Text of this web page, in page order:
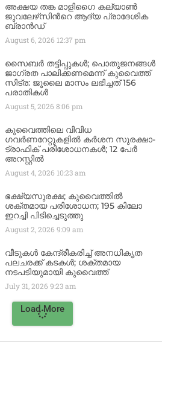
അക്ഷയ തങ്ക മാളിഗൈ കല്യാണ്‍
ജുവലേഴ്‌സിന്‍റെ ആദ്യ പ്രാദേശിക
ബ്രാന്‍ഡ്
August 6, 2026 12:37 pm
സൈബർ തട്ടിപ്പുകൾ; പൊതുജനങ്ങൾ
ജാഗ്രത പാലിക്കണമെന്ന് കുവൈത്ത്
സിട്ര: ജൂലൈ മാസം ലഭിച്ചത് 156
പരാതികൾ
August 5, 20268:06 pm
കുവൈത്തിലെ വിവിധ
ഗവർണറേറ്റുകളിൽ കർശന സുരക്ഷാ-
ട്രാഫിക് പരിശോധനകൾ; 12 പേർ
അറസ്റ്റിൽ
August 4, 2026 10:23 am
ഭക്ഷ്യസുരക്ഷ; കുവൈത്തിൽ
ശക്തമായ പരിശോധന; 195 കിലോ
ഇറച്ചി പിടിച്ചെടുത്തു
August 2, 20269:09 am
വീടുകൾ കേന്ദ്രീകരിച്ച് അനധികൃത
പലചരക്ക് കടകൾ; ശക്തമായ
നടപടിയുമായി കുവൈത്ത്
July 31, 20269:23 am
Load More